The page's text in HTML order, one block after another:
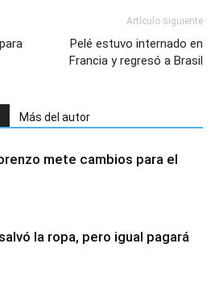
Artículo siguiente
Pelé estuvo internado en
Francia y regresó a Brasil
Más del autor
mete cambios para el
la ropa, pero igual pagará